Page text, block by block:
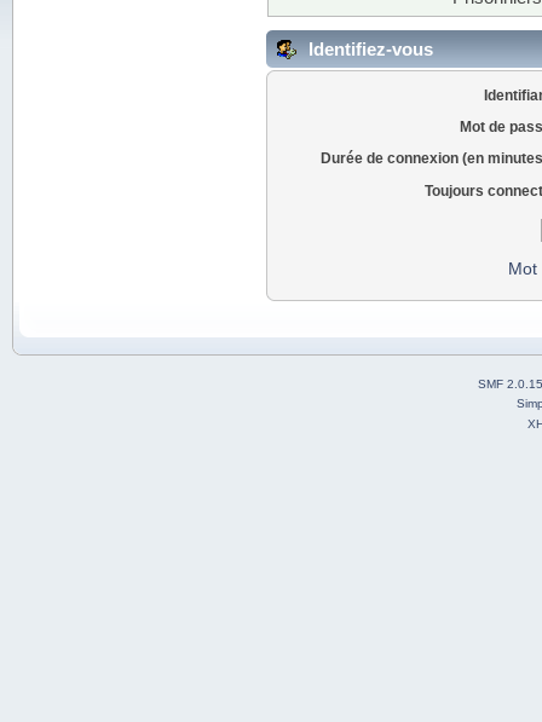
Identifiez-vous
Mot de
Durée de connexion (en
Toujours
Mot
SMF 2.0.15